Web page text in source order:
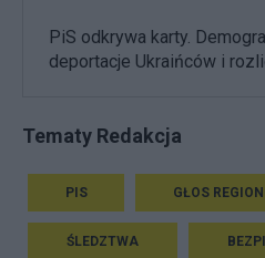
PiS odkrywa karty.
deportacje Ukraińców i
Tematy Redakcja
PIS GŁOS
ŚLEDZTWA